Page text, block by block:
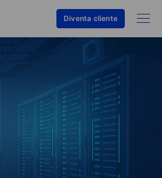
Diventa cliente